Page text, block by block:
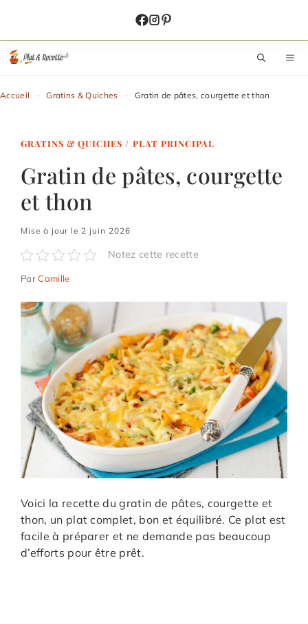
contenu
Accueil - Gratins & Quiches - Gratin de pâtes, courgette et thon
GRATINS & QUICHES / PLAT PRINCIPAL
Gratin de pâtes, courgette
et thon
Mise à jour le 2 juin 2026
Notez cette recette
ParCamille
Voici la recette du gratin de pâtes, courgette et
thon, un plat complet, bon et équilibré. Ce plat est
facile à préparer et ne demande pas beaucoup
d’efforts pour être prêt.